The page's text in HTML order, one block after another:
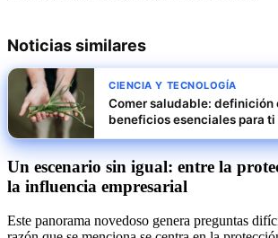
Noticias similares
CIENCIA Y TECNOLOGÍA
Comer saludable: definición
beneficios esenciales para ti
Un escenario sin igual: entre la
la influencia empresarial
Este panorama novedoso genera preguntas